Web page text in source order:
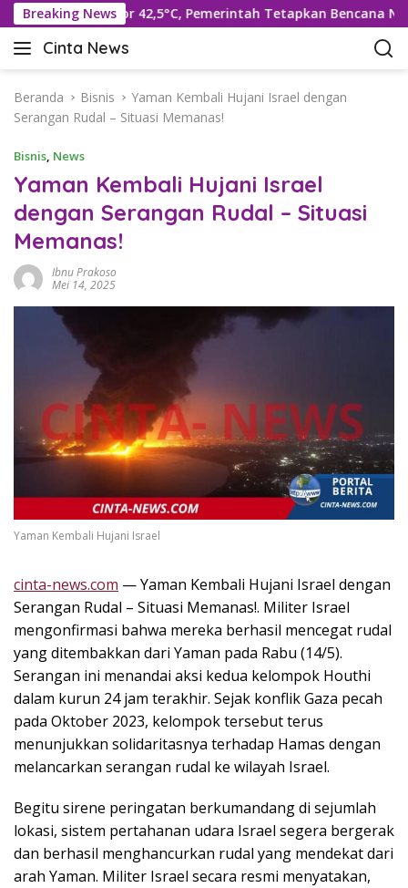
a
Breaking News
Suhu Rekor 42,5°C, Pemerintah Tetapkan Bencana Nasional
Cinta News
C
n
t
N
e
w
s
–
a
k
i
n
,
P
e
u
I
n
s
p
i
r
a
!
Beranda Bisnis
Yaman Kembali Hujani Israel dengan
Serangan Rudal – Situasi Memanas!
Bisnis, News
Yaman Kembali Hujani Israel
dengan Serangan Rudal – Situasi
Memanas!
Ibnu Prakoso
Mei 14, 2025
Yaman Kembali Hujani Israel
cinta-news.com — Yaman Kembali Hujani Israel dengan
Serangan Rudal – Situasi Memanas!. Militer Israel
mengonfirmasi bahwa mereka berhasil mencegat rudal
yang ditembakkan dari Yaman pada Rabu (14/5).
Serangan ini menandai aksi kedua kelompok Houthi
dalam kurun 24 jam terakhir. Sejak konflik Gaza pecah
pada Oktober 2023, kelompok tersebut terus
menunjukkan solidaritasnya terhadap Hamas dengan
melancarkan serangan rudal ke wilayah Israel.
Begitu sirene peringatan berkumandang di sejumlah
lokasi, sistem pertahanan udara Israel segera bergerak
dan berhasil menghancurkan rudal yang mendekat dari
arah Yaman. Militer Israel secara resmi menyatakan,